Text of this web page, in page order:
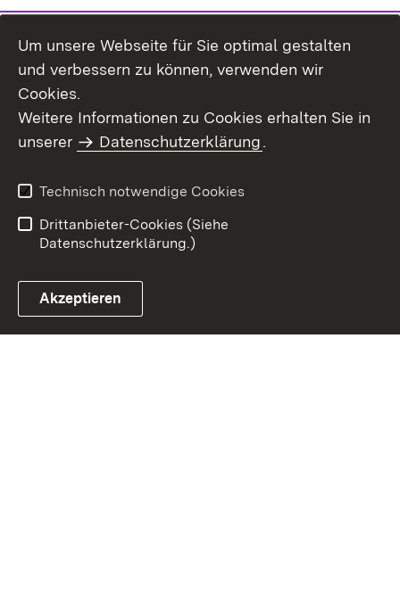
Um unsere Webseite für Sie optimal gestalten
und verbessern zu können, verwenden wir
Cookies.
Weitere Informationen zu Cookies erhalten Sie in
unserer
Datenschutzerklärung.
Technisch notwendige Cookies
Drittanbieter-Cookies (Siehe
Datenschutzerklärung.)
Akzeptieren